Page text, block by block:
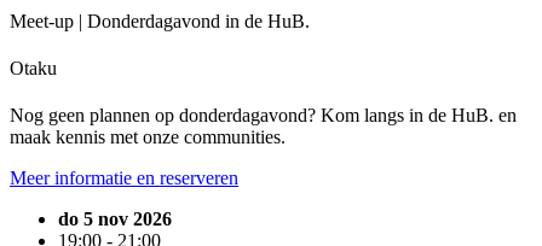
Meet-up | Donderdagavond in de HuB.
Otaku
Nog geen plannen op donderdagavond? Kom langs in de HuB. en
maak kennis met onze communities.
Meer informatie en reserveren
do 5 nov 2026
19:00 - 21:00